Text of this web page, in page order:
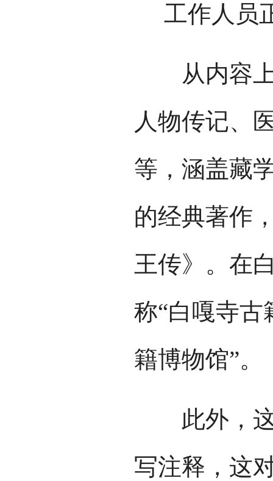
工作人员
从内容上
人物传记、
等，涵盖藏
的经典著作
王传》。在
称“白嘎寺
籍博物馆”。
此外，这
写注释，这